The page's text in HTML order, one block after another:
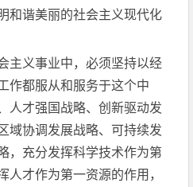
和谐美丽的社会主义现代化
主义事业中，必须坚持以经
作都服从和服务于这个中
人才强国战略、创新驱动发
域协调发展战略、可持续发
，充分发挥科学技术作为第
人才作为第一资源的作用，